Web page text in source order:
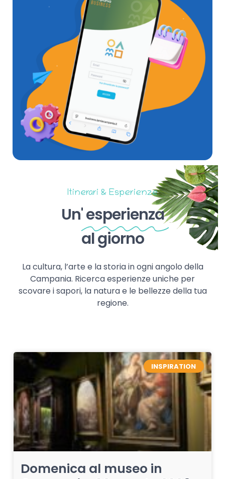
Itinerari & Esperienze
Un'esperienza
al giorno
La cultura, l’arte e la storia in ogni angolo della
Campania. Ricerca esperienze uniche per
scovare i sapori, la natura e le bellezze della tua
regione.
INSPIRATION
Domenica al museo in